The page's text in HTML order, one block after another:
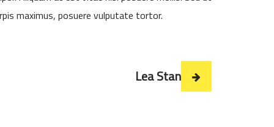
maximus, posuere vulputate tortor.
Lea Stan